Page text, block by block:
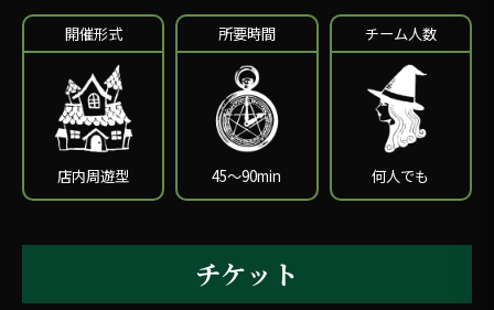
開催形式
店内周遊型
所要時間
45〜90min
チーム人数
何人でも
チケット